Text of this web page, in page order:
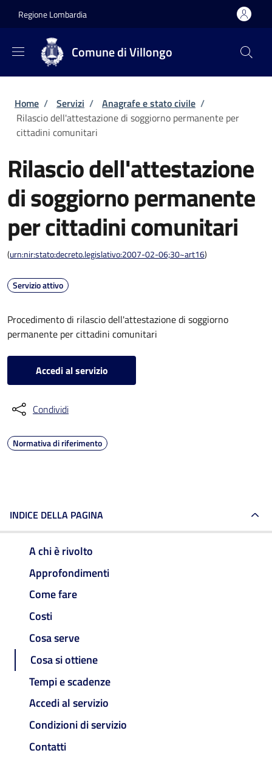
Regione Lombardia
Comune di Villongo
Briciole di pane
Home / Servizi / Anagrafe e stato civile /
Rilascio dell'attestazione di soggiorno permanente per
cittadini comunitari
Rilascio dell'attestazione
di soggiorno permanente
per cittadini comunitari
(urn:nir:stato:decreto.legislativo:2007-02-06;30~art16)
Servizio attivo
Procedimento di rilascio dell'attestazione di soggiorno
permanente per cittadini comunitari
Accedi al servizio
Condividi
Normativa di riferimento
INDICE DELLA PAGINA
A chi è rivolto
Approfondimenti
Come fare
Costi
Cosa serve
Cosa si ottiene
Tempi e scadenze
Accedi al servizio
Condizioni di servizio
Contatti